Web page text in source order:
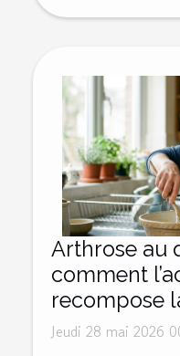
Arthrose au
comment
recompose
Jeudi 28 mai 2026